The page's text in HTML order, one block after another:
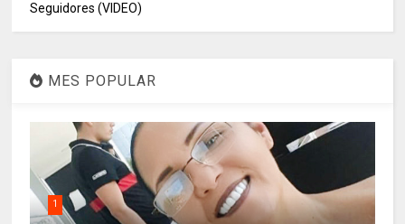
Seguidores (VIDEO)
MES POPULAR
1